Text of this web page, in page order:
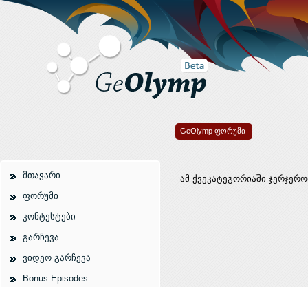
მთავარი
ფორუმი
კონტესტები
გარჩევა
ვიდეო გარჩევა
Bonus Episodes
GeOlymp ფორუმი
ამ ქვეკატეგორიაში